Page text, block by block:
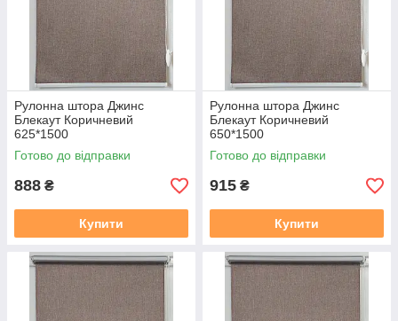
Рулонна штора Джинс
Блекаут Коричневий
625*1500
Готово до відправки
888 ₴
Купити
Рулонна штора Джинс
Блекаут Коричневий
650*1500
Готово до відправки
915 ₴
Купити